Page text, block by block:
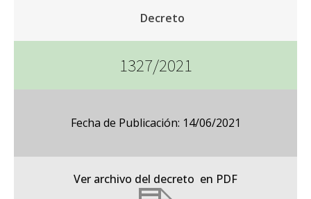
Decreto
1327/2021
Fecha de Publicación: 14/06/2021
Ver archivo del decreto en PDF